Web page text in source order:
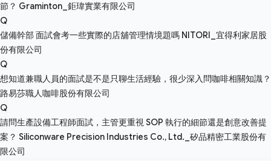
節？ Graminton_鉅瑋實業有限公司
Q
儲備幹部 面試會考一些實際的店舖管理情境題嗎 NITORI_宜得利家居股
份有限公司
Q
想知道兼職人員的面試是不是只聊生活經驗，很少深入問咖啡相關知識？
路易莎職人咖啡股份有限公司
Q
請問生產設備工程師面試，主管更重視 SOP 執行的細節還是創意改善提
案？ Siliconware Precision Industries Co., Ltd._矽品精密工業股份有
限公司